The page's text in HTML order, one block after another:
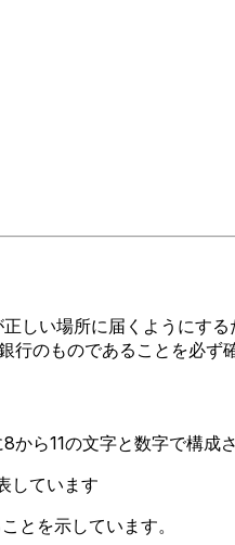
しい場所に届くように
のものであることを必ず
ら11の文字と数字で構成さ
しています
とを示しています。